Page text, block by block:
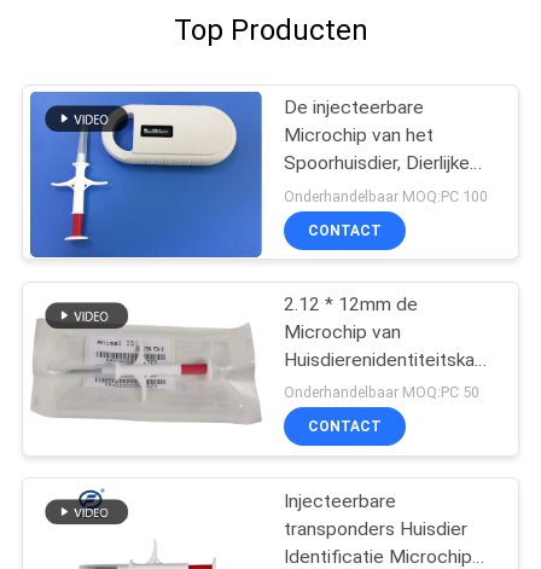
Top Producten
De injecteerbare
Microchip van het
Spoorhuisdier, Dierlijke
Volgende Microchip
Injecteerbare
Transponders
Onderhandelbaar MOQ:PC 100
CONTACT
2.12 * 12mm de
Microchip van
Huisdierenidentiteitskaart
voor Honden die, de
Standaard Injecteerbare
Transponders van
Onderhandelbaar MOQ:PC 50
CONTACT
Injecteerbare
transponders Huisdier
Identificatie Microchip